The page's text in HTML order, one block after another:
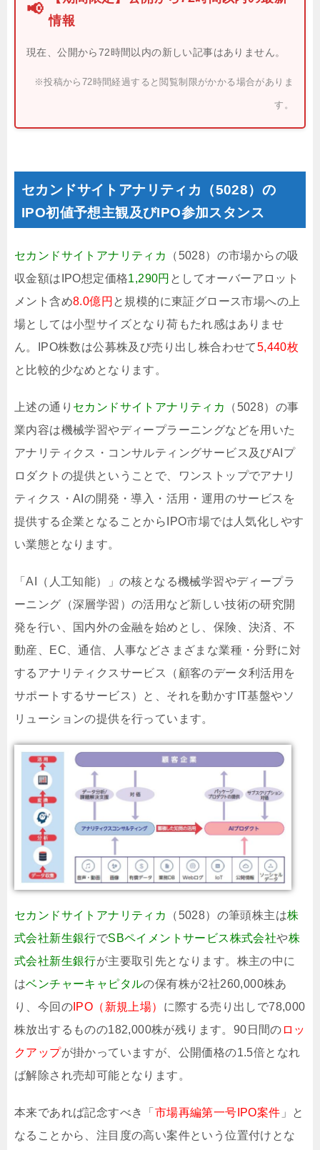
📢
情報
現在、公開から72時間以内の新しい記事はありません。
※投稿から72時間経過すると閲覧制限がかかる場合がありま
す。
セカンドサイトアナリティカ（5028）の
IPO初値予想主観及びIPO参加スタンス
セカンドサイトアナリティカ
（5028）の市場からの吸
収金額はIPO想定価格1,290円 としてオーバーアロット
メント含め8.0億円 と規模的に東証グロース市場への上
場としては小型サイズとなり荷もたれ感はありませ
ん。IPO株数は公募株及び売り出し株合わせて5,440枚
と比較的少なめとなります。
上述の通り セカンドサイトアナリティカ
（5028）の事
業内容は機械学習やディープラーニングなどを用いた
アナリティクス・コンサルティングサービス及びAIプ
ロダクトの提供ということで、ワンストップでアナリ
ティクス・AIの開発・導入・活用・運用のサービスを
提供する企業となることからIPO市場では人気化しやす
い業態となります。
「AI（人工知能）」の核となる機械学習やディープラ
ーニング（深層学習）の活用など新しい技術の研究開
発を行い、国内外の金融を始めとし、保険、決済、不
動産、EC、通信、人事などさまざまな業種・分野に対
するアナリティクスサービス（顧客のデータ利活用を
サポートするサービス）と、それを動かすIT基盤やソ
リューションの提供を行っています。
セカンドサイトアナリティカ （5028）の筆頭株主は株
式会社新生銀行でSBペイメントサービス株式会社や株
式会社新生銀行が主要取引先となります。株主の中に
はベンチャーキャピタルの保有株が2社260,000株あ
り、今回の IPO（新規上場） に際する売り出しで78,000
株放出するものの182,000株が残ります。90日間の ロッ
クアップが掛かっていますが、公開価格の1.5倍となれ
ば解除され売却可能となります。
本来であれば記念すべき「 市場再編第一号IPO案件 」と
なることから、注目度の高い案件という位置付けとな